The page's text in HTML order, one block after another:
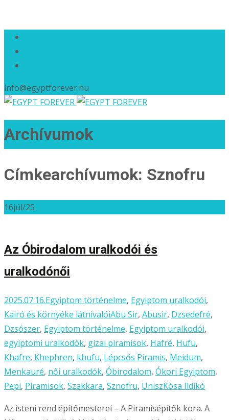
info@egyptforever.hu
Archívumok
Címkearchívumok: Sznofru
16júl/25
Az Óbirodalom uralkodói és
uralkodónői
2025.07.16.Egyiptom történelme, Egyiptom uralkodói,
Kairó és környéke látnivalóiAbu Sir, Abusir, Dzsedefré,
Dzsószer, Egyiptom történelme, Egyiptom uralkodói,
egyiptomi uralkodók, gízai piramisok, Hafré, Hufu,
Khafre, Khephren, khufu, Lépcsős Piramis, Meidum,
Menkauré, női uralkodók, Óbirodalom, Ókori Egyiptom,
Pepi, Piramisok, Szakkara, Sznofru, UniszKósa Ildikó
Az isteni rend építőmesterei – A Piramisépítők kora. A